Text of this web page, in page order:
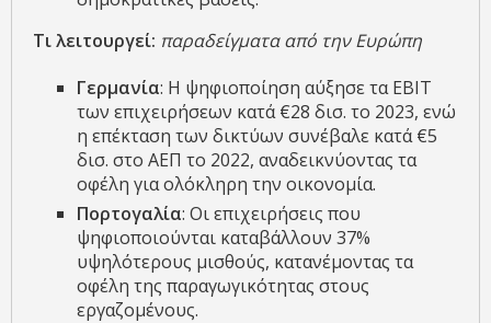
Τι λειτουργεί: παραδείγματα από την Ευρώπη
Γερμανία: Η ψηφιοποίηση αύξησε τα EBIT
των επιχειρήσεων κατά €28 δισ. το 2023, ενώ
η επέκταση των δικτύων συνέβαλε κατά €5
δισ. στο ΑΕΠ το 2022, αναδεικνύοντας τα
οφέλη για ολόκληρη την οικονομία.
Πορτογαλία: Οι επιχειρήσεις που
ψηφιοποιούνται καταβάλλουν 37%
υψηλότερους μισθούς, κατανέμοντας τα
οφέλη της παραγωγικότητας στους
εργαζομένους.